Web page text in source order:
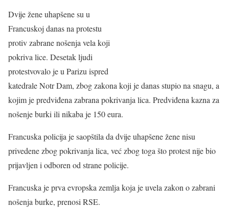
Dvije žene uhapšene su u
Francuskoj danas na protestu
protiv zabrane nošenja vela koji
pokriva lice. Desetak ljudi
protestvovalo je u Parizu ispred
katedrale Notr Dam, zbog zakona koji je danas stupio na snagu, a
kojim je predviđena zabrana pokrivanja lica. Predviđena kazna za
nošenje burki ili nikaba je 150 eura.
Francuska policija je saopštila da dvije uhapšene žene nisu
privedene zbog pokrivanja lica, već zbog toga što protest nije bio
prijavljen i odboren od strane policije.
Francuska je prva evropska zemlja koja je uvela zakon o zabrani
nošenja burke, prenosi RSE.